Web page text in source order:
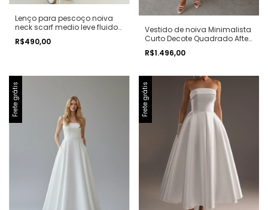
Lenço para pescoço noiva
neck scarf medio leve fluido
minimalista
R$490,00
Vestido de noiva Minimalista
Curto Decote Quadrado After
Party Amélie
R$1.496,00
Frete grátis Frete grátis